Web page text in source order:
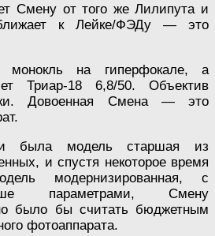
Смену от того же Лилипута и
к Лейке/ФЭДу — это
на гиперфокале, а
Триар-18 6,8/50. Объектив
Довоенная Смена — это
была модель старшая из
и спустя некоторое время
модернизированная, с
параметрами, Смену
было бы считать бюджетным
фотоаппарата.